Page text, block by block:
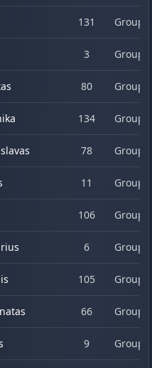
131 Group
3 Group
80 Group
134 Group
78 Group
11 Group
106 Group
6 Group
105 Group
66 Group
9 Group